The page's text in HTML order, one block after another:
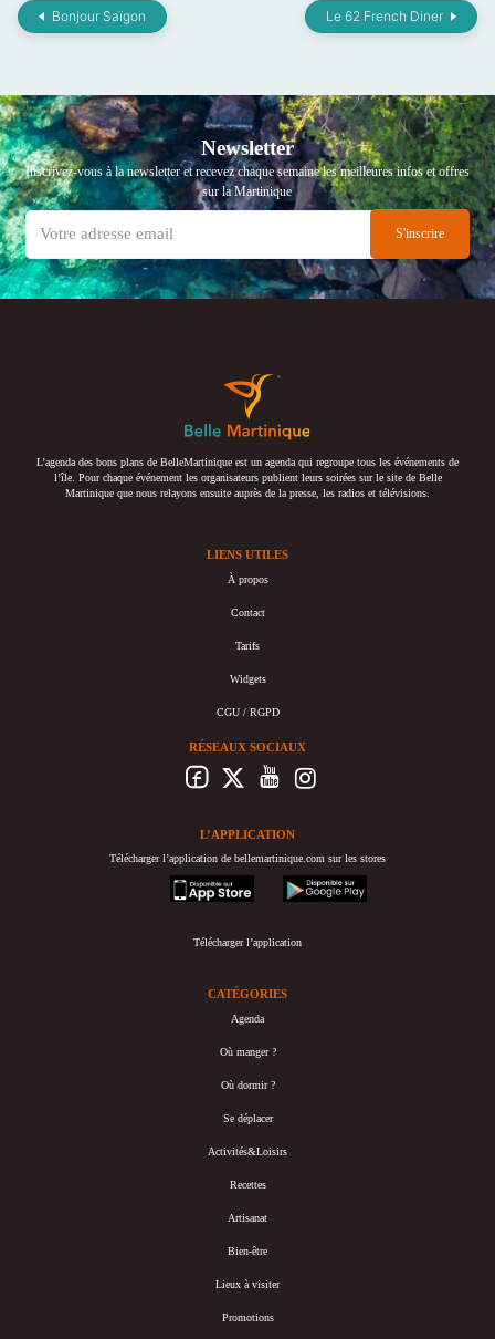
Bonjour Saïgon Le 62 French Diner
Newsletter
Inscrivez-vous à la newsletter et recevez chaque semaine les meilleures infos et offres
sur la Martinique
L’agenda des bons plans de BelleMartinique est un agenda qui regroupe tous les événements de
l’île. Pour chaque événement les organisateurs publient leurs soirées sur le site de Belle
Martinique que nous relayons ensuite auprès de la presse, les radios et télévisions.
LIENS UTILES
À propos
Contact
Tarifs
Widgets
CGU / RGPD
RÉSEAUX SOCIAUX
L’APPLICATION
Télécharger l’application de bellemartinique.com sur les stores
appstore
googleplay
Télécharger l’application
CATÉGORIES
Agenda
Où manger ?
Où dormir ?
Se déplacer
Activités&Loisirs
Recettes
Artisanat
Bien-être
Lieux à visiter
Promotions